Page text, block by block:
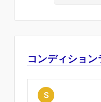
6699-2J10
コンディション
S